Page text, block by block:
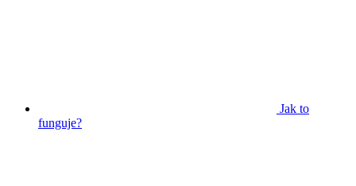
Jak to
funguje?